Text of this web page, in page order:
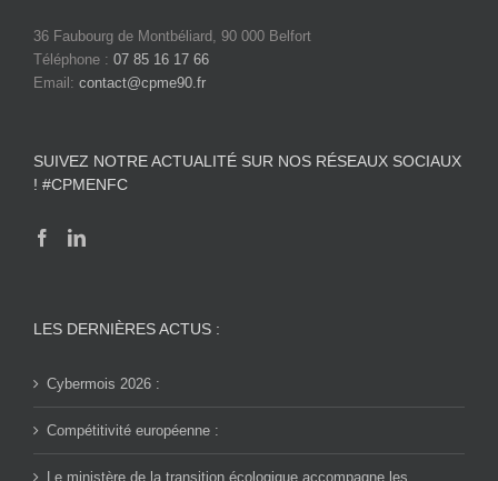
36 Faubourg de Montbéliard, 90 000 Belfort
Téléphone : 07 85 16 17 66
Email: contact@cpme90.fr
SUIVEZ NOTRE ACTUALITÉ SUR NOS RÉSEAUX SOCIAUX
! #CPMENFC
LES DERNIÈRES ACTUS :
Cybermois 2026 :
Compétitivité européenne :
Le ministère de la transition écologique accompagne les